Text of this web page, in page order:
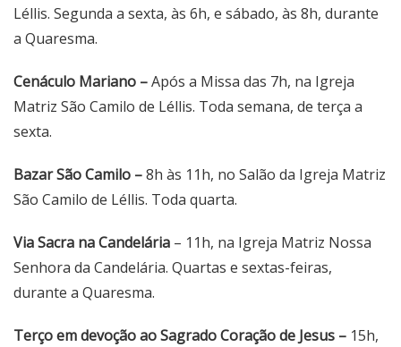
Léllis. Segunda a sexta, às 6h, e sábado, às 8h, durante
a Quaresma.
Cenáculo Mariano –Após a Missa das 7h, na Igreja
Matriz São Camilo de Léllis. Toda semana, de terça a
sexta.
Bazar São Camilo –8h às 11h, no Salão da Igreja Matriz
São Camilo de Léllis. Toda quarta.
Via Sacra na Candelária – 11h, na Igreja Matriz Nossa
Senhora da Candelária. Quartas e sextas-feiras,
durante a Quaresma.
Terço em devoção ao Sagrado Coração de Jesus – 15h,